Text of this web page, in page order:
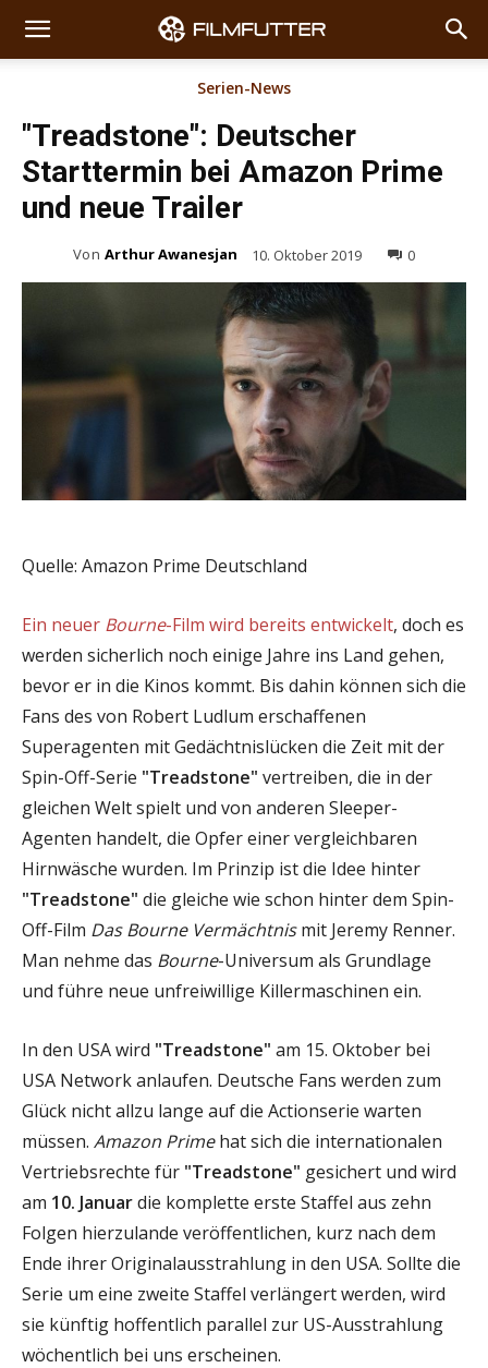
Serien-News
"Treadstone": Deutscher
Starttermin bei Amazon Prime
und neue Trailer
Von Arthur Awanesjan 10. Oktober 2019 0
Quelle: Amazon Prime Deutschland
Ein neuer Bourne-Film wird bereits entwickelt, doch es
werden sicherlich noch einige Jahre ins Land gehen,
bevor er in die Kinos kommt. Bis dahin können sich die
Fans des von Robert Ludlum erschaffenen
Superagenten mit Gedächtnislücken die Zeit mit der
Spin-Off-Serie "Treadstone" vertreiben, die in der
gleichen Welt spielt und von anderen Sleeper-
Agenten handelt, die Opfer einer vergleichbaren
Hirnwäsche wurden. Im Prinzip ist die Idee hinter
"Treadstone" die gleiche wie schon hinter dem Spin-
Off-Film Das Bourne Vermächtnismit Jeremy Renner.
Man nehme das Bourne-Universum als Grundlage
und führe neue unfreiwillige Killermaschinen ein.
In den USA wird "Treadstone" am 15. Oktober bei
USA Network anlaufen. Deutsche Fans werden zum
Glück nicht allzu lange auf die Actionserie warten
müssen. Amazon Primehat sich die internationalen
Vertriebsrechte für "Treadstone" gesichert und wird
am 10. Januardie komplette erste Staffel aus zehn
Folgen hierzulande veröffentlichen, kurz nach dem
Ende ihrer Originalausstrahlung in den USA. Sollte die
Serie um eine zweite Staffel verlängert werden, wird
sie künftig hoffentlich parallel zur US-Ausstrahlung
wöchentlich bei uns erscheinen.